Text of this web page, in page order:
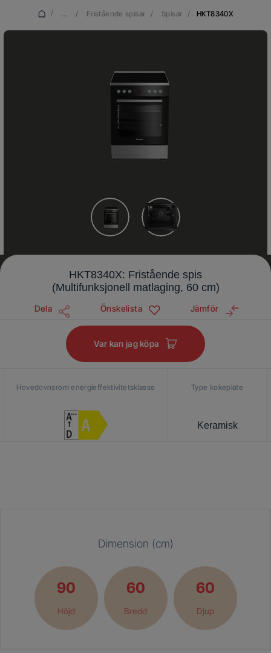
/ ... / Fristående spisar / Spisar / HKT8340X
HKT8340X: Fristående spis
(Multifunksjonell matlaging, 60 cm)
Dela Önskelista Jämför
Var kan jag köpa
Hovedovnsrom energieffektivitetsklasse Type kokeplate
Keramisk
Dimension (cm)
90
Höjd
60
Bredd
60
Djup